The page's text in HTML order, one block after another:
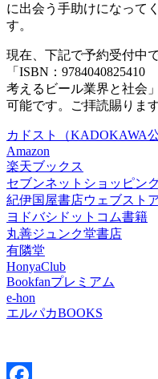
に出会う手助けになって
す。
現在、下記で予約受付中
「ISBN：
考えるビール業界と社会
可能です。ご拝読賜りま
カドスト（KADOKAWA公
Amazon
楽天ブックス
セブンネットショッピン
紀伊国屋書店ウェブスト
ヨドバシドットコム書籍
丸善ジュンク堂書店
有隣堂
HonyaClub
Bookfanプレミアム
e-hon
エルパカBOOKS